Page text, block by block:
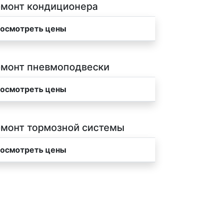
кондиционера
цены
пневмоподвески
цены
тормозной системы
цены